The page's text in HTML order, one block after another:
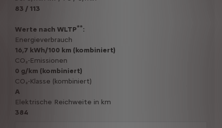
83 / 113
Werte nach WLTP**:
Energieverbrauch
16,7 kWh/100 km (kombiniert)
CO₂-Emissionen
0 g/km (kombiniert)
CO₂-Klasse (kombiniert)
A
Elektrische Reichweite in km
384